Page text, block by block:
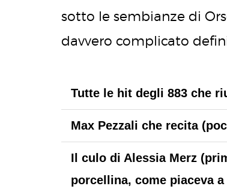
sotto le sembianze di
davvero complicato
Tutte le hit degli 883 che
Max Pezzali che recita
Il culo di Alessia Merz
porcellina, come piaceva a